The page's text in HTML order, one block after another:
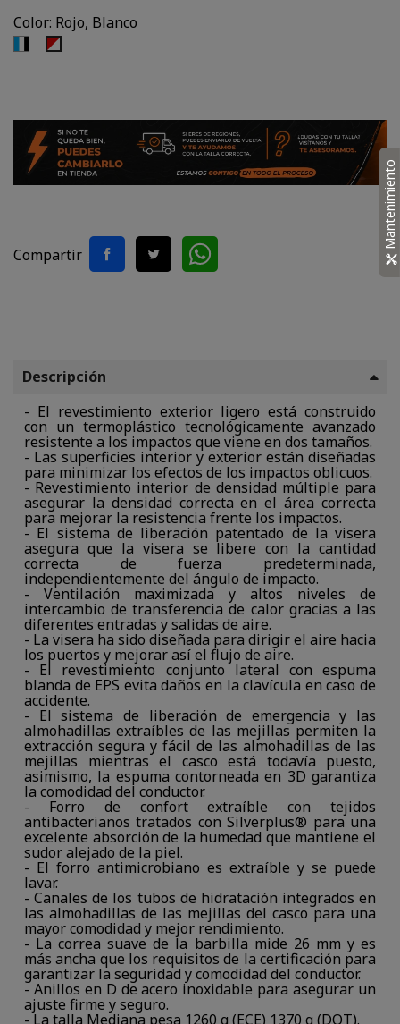
Color: Rojo, Blanco
Azul, Rojo,
Compartir
Descripción
- El revestimiento exterior ligero está construido
con un termoplástico tecnológicamente avanzado
resistente a los impactos que viene en dos tamaños.
- Las superficies interior y exterior están diseñadas
para minimizar los efectos de los impactos oblicuos.
- Revestimiento interior de densidad múltiple para
asegurar la densidad correcta en el área correcta
para mejorar la resistencia frente los impactos.
- El sistema de liberación patentado de la visera
asegura que la visera se libere con la cantidad
correcta de fuerza predeterminada,
independientemente del ángulo de impacto.
- Ventilación maximizada y altos niveles de
intercambio de transferencia de calor gracias a las
diferentes entradas y salidas de aire.
- La visera ha sido diseñada para dirigir el aire hacia
los puertos y mejorar así el flujo de aire.
- El revestimiento conjunto lateral con espuma
blanda de EPS evita daños en la clavícula en caso de
accidente.
- El sistema de liberación de emergencia y las
almohadillas extraíbles de las mejillas permiten la
extracción segura y fácil de las almohadillas de las
mejillas mientras el casco está todavía puesto,
asimismo, la espuma contorneada en 3D garantiza
la comodidad del conductor.
- Forro de confort extraíble con tejidos
antibacterianos tratados con Silverplus® para una
excelente absorción de la humedad que mantiene el
sudor alejado de la piel.
- El forro antimicrobiano es extraíble y se puede
lavar.
- Canales de los tubos de hidratación integrados en
las almohadillas de las mejillas del casco para una
mayor comodidad y mejor rendimiento.
- La correa suave de la barbilla mide 26 mm y es
más ancha que los requisitos de la certificación para
garantizar la seguridad y comodidad del conductor.
- Anillos en D de acero inoxidable para asegurar un
ajuste firme y seguro.
- La talla Mediana pesa 1260 g (ECE) 1370 g (DOT).
Mantenimiento